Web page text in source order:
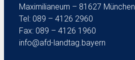
Maximilianeum – 81627 München
Tel: 089 – 4126 2960
Fax: 089 – 4126 1960
info@afd-landtag.bayern